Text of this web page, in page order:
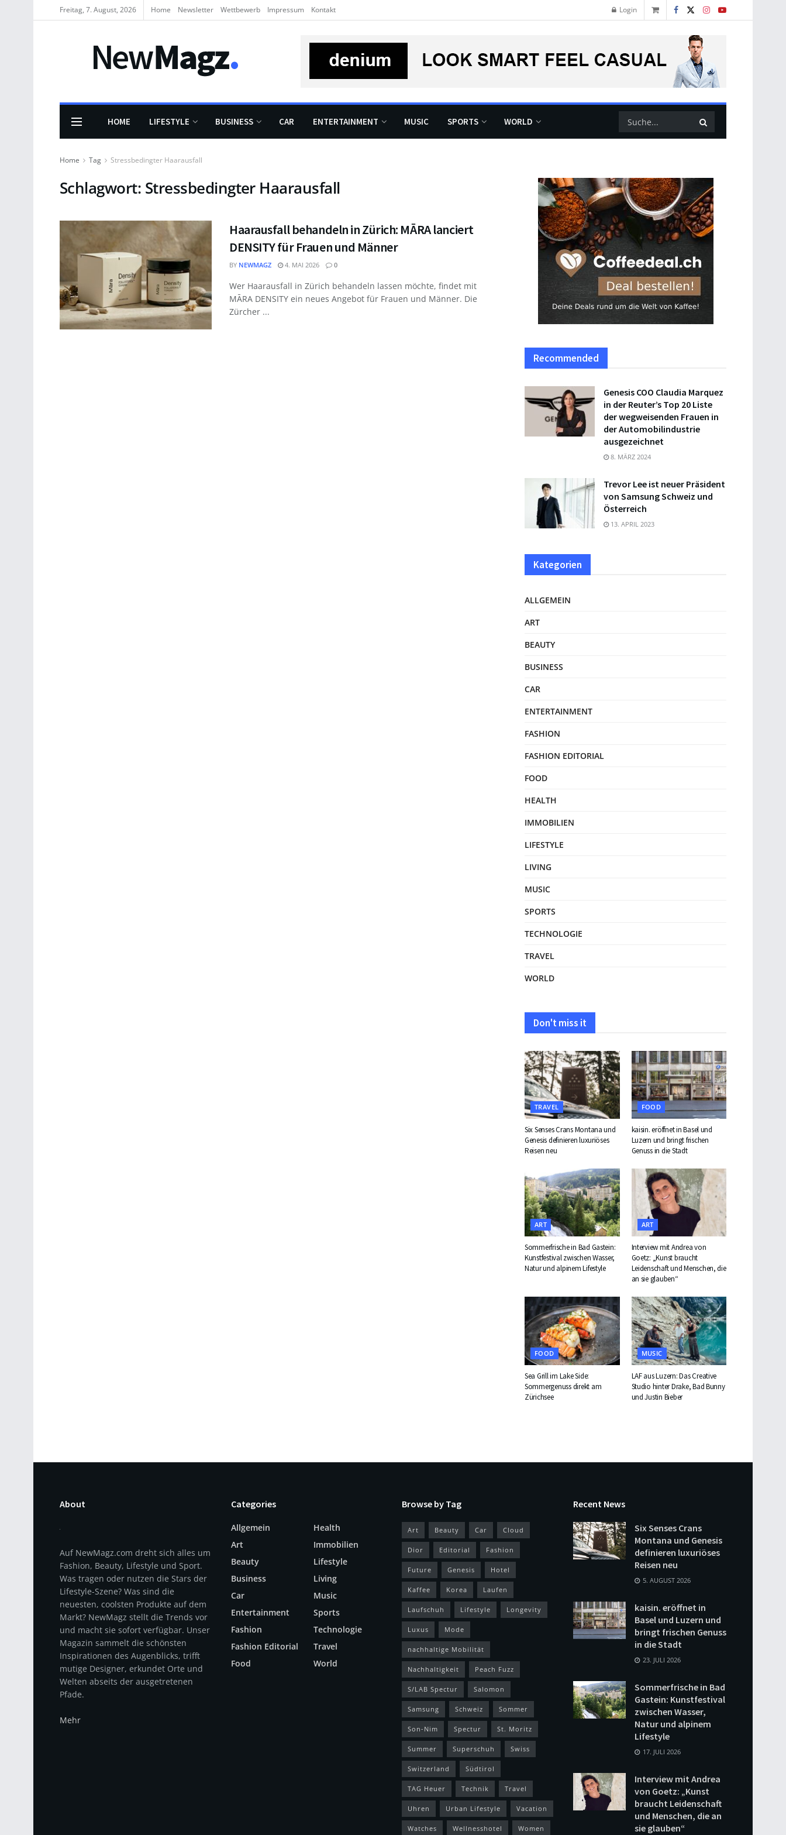
Freitag, 7. August, 2026 Home Newsletter Wettbewerb Impressum Kontakt Login
HOME LIFESTYLE BUSINESS CAR ENTERTAINMENT MUSIC SPORTS WORLD
Home Tag Stressbedingter Haarausfall
Schlagwort: Stressbedingter Haarausfall
Haarausfall behandeln in Zürich: MĀRA lanciert
DENSITY für Frauen und Männer
BY NEWMAGZ 4. MAI 2026 0
Wer Haarausfall in Zürich behandeln lassen möchte, findet mit
MĀRA DENSITY ein neues Angebot für Frauen und Männer. Die
Zürcher ...
Recommended
Genesis COO Claudia Marquez
in der Reuter’s Top 20 Liste
der wegweisenden Frauen in
der Automobilindustrie
ausgezeichnet
8. MÄRZ 2024
Trevor Lee ist neuer Präsident
von Samsung Schweiz und
Österreich
13. APRIL 2023
Kategorien
ALLGEMEIN
ART
BEAUTY
BUSINESS
CAR
ENTERTAINMENT
FASHION
FASHION EDITORIAL
FOOD
HEALTH
IMMOBILIEN
LIFESTYLE
LIVING
MUSIC
SPORTS
TECHNOLOGIE
TRAVEL
WORLD
Don't miss it
TRAVEL
Six Senses Crans Montana und
Genesis definieren luxuriöses
Reisen neu
FOOD
kaisin. eröffnet in Basel und
Luzern und bringt frischen
Genuss in die Stadt
ART
Sommerfrische in Bad Gastein:
Kunstfestival zwischen Wasser,
Natur und alpinem Lifestyle
ART
Interview mit Andrea von
Goetz: „Kunst braucht
Leidenschaft und Menschen, die
an sie glauben“
FOOD
Sea Grill im Lake Side:
Sommergenuss direkt am
Zürichsee
MUSIC
LAF aus Luzern: Das Creative
Studio hinter Drake, Bad Bunny
und Justin Bieber
About
Auf NewMagz.com dreht sich alles um
Fashion, Beauty, Lifestyle und Sport.
Was tragen oder nutzen die Stars der
Lifestyle-Szene? Was sind die
neuesten, coolsten Produkte auf dem
Markt? NewMagz stellt die Trends vor
und macht sie sofort verfügbar. Unser
Magazin sammelt die schönsten
Inspirationen des Augenblicks, trifft
mutige Designer, erkundet Orte und
Welten abseits der ausgetretenen
Pfade.
Mehr
Categories
Allgemein
Art
Beauty
Business
Car
Entertainment
Fashion
Fashion Editorial
Food
Health
Immobilien
Lifestyle
Living
Music
Sports
Technologie
Travel
World
Browse by Tag
Art Beauty Car Cloud
Dior Editorial Fashion
Future Genesis Hotel
Kaffee Korea Laufen
Laufschuh Lifestyle Longevity
Luxus Mode
nachhaltige Mobilität
Nachhaltigkeit Peach Fuzz
S/LAB Spectur Salomon
Samsung Schweiz Sommer
Son-Nim Spectur St. Moritz
Summer Superschuh Swiss
Switzerland Südtirol
TAG Heuer Technik Travel
Uhren Urban Lifestyle Vacation
Watches Wellnesshotel Women
Recent News
Six Senses Crans
Montana und Genesis
definieren luxuriöses
Reisen neu
5. AUGUST 2026
kaisin. eröffnet in
Basel und Luzern und
bringt frischen Genuss
in die Stadt
23. JULI 2026
Sommerfrische in Bad
Gastein: Kunstfestival
zwischen Wasser,
Natur und alpinem
Lifestyle
17. JULI 2026
Interview mit Andrea
von Goetz: „Kunst
braucht Leidenschaft
und Menschen, die an
sie glauben“